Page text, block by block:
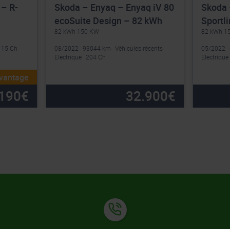
Skoda – Enyaq – Enyaq iV 80
ecoSuite Design – 82 kWh
82 kWh 150 KW
08/2022 93044 km Véhicules récents
Electrique 204 Ch
32.900€
Skoda
82 kWh
05/2022
Electrique
R-
Ch
€